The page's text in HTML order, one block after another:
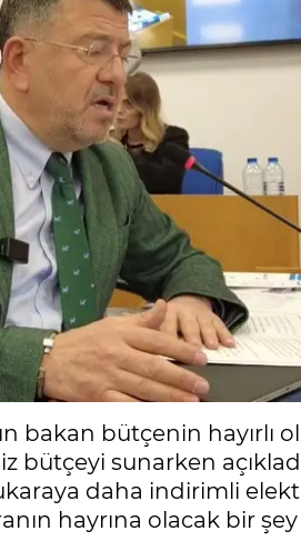
bakan bütçenin hayırlı
bütçeyi sunarken
daha indirimli
hayrına olacak bir